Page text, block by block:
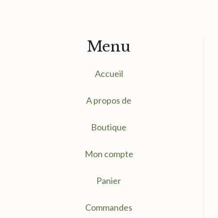
Menu
Accueil
A propos de
Boutique
Mon compte
Panier
Commandes